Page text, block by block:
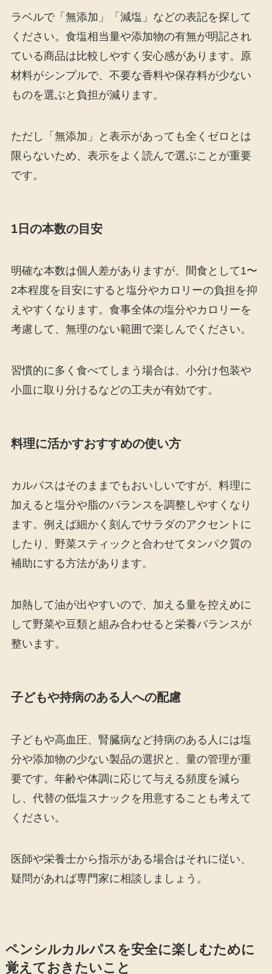
ラベルで「無添加」「減塩」などの表記を探して
ください。食塩相当量や添加物の有無が明記され
ている商品は比較しやすく安心感があります。原
材料がシンプルで、不要な香料や保存料が少ない
ものを選ぶと負担が減ります。
ただし「無添加」と表示があっても全くゼロとは
限らないため、表示をよく読んで選ぶことが重要
です。
1日の本数の目安
明確な本数は個人差がありますが、間食として1〜
2本程度を目安にすると塩分やカロリーの負担を抑
えやすくなります。食事全体の塩分やカロリーを
考慮して、無理のない範囲で楽しんでください。
習慣的に多く食べてしまう場合は、小分け包装や
小皿に取り分けるなどの工夫が有効です。
料理に活かすおすすめの使い方
カルパスはそのままでもおいしいですが、料理に
加えると塩分や脂のバランスを調整しやすくなり
ます。例えば細かく刻んでサラダのアクセントに
したり、野菜スティックと合わせてタンパク質の
補助にする方法があります。
加熱して油が出やすいので、加える量を控えめに
して野菜や豆類と組み合わせると栄養バランスが
整います。
子どもや持病のある人への配慮
子どもや高血圧、腎臓病など持病のある人には塩
分や添加物の少ない製品の選択と、量の管理が重
要です。年齢や体調に応じて与える頻度を減ら
し、代替の低塩スナックを用意することも考えて
ください。
医師や栄養士から指示がある場合はそれに従い、
疑問があれば専門家に相談しましょう。
ペンシルカルパスを安全に楽しむために
覚えておきたいこと